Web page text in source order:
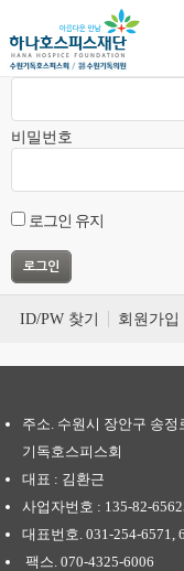
권한이 없습니다.
아이디
비밀번호
로그인 유지
ID/PW 찾기 회원가입
주소. 수원시 장안구 송정
기독호스피스회
대표 : 김환근
사업자번호 : 135-82-
대표번호. 031-254-6571,
팩스. 070-4325-6006